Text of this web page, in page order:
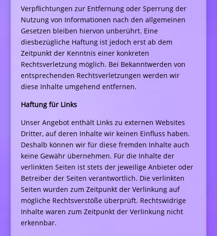
Verpflichtungen zur Entfernung oder Sperrung der
Nutzung von Informationen nach den allgemeinen
Gesetzen bleiben hiervon unberührt. Eine
diesbezügliche Haftung ist jedoch erst ab dem
Zeitpunkt der Kenntnis einer konkreten
Rechtsverletzung möglich. Bei Bekanntwerden von
entsprechenden Rechtsverletzungen werden wir
diese Inhalte umgehend entfernen.
Haftung für Links
Unser Angebot enthält Links zu externen Websites
Dritter, auf deren Inhalte wir keinen Einfluss haben.
Deshalb können wir für diese fremden Inhalte auch
keine Gewähr übernehmen. Für die Inhalte der
verlinkten Seiten ist stets der jeweilige Anbieter oder
Betreiber der Seiten verantwortlich. Die verlinkten
Seiten wurden zum Zeitpunkt der Verlinkung auf
mögliche Rechtsverstöße überprüft. Rechtswidrige
Inhalte waren zum Zeitpunkt der Verlinkung nicht
erkennbar.